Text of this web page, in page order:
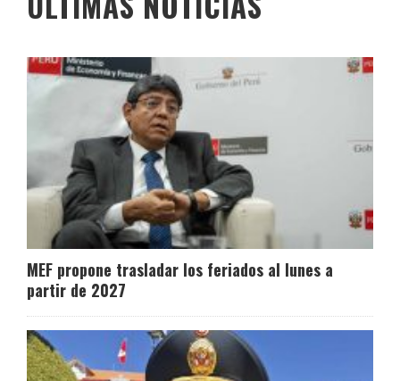
MEF propone trasladar los feriados al lunes a
partir de 2027